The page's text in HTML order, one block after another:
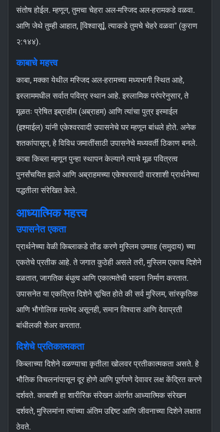
संतोष होईल. म्हणून, तुमचा चेहरा अल-मस्जिद अल-हरामकडे वळवा.
आणि जेथे तुम्ही आहात, [विश्वासू], त्याकडे तुमचे चेहरे वळवा" (कुराण
२:१४४).
काबाचे महत्त्व
काबा, मक्का येथील मस्जिद अल-हरामच्या मध्यभागी स्थित आहे,
इस्लाममधील सर्वात पवित्र स्थान आहे. इस्लामिक परंपरेनुसार, ते
मूळतः प्रेषित इब्राहीम (अब्राहम) आणि त्यांचा पुत्र इस्माईल
(इश्माईल) यांनी एकेश्वरवादी उपासनेचे घर म्हणून बांधले होते. अनेक
शतकांपासून, हे विविध जमातींसाठी उपासनेचे मध्यवर्ती ठिकाण बनले.
काबा किब्ला म्हणून पुन्हा स्थापन केल्याने त्याचे मूळ पवित्रत्व
पुनर्संचयित झाले आणि अब्राहमच्या एकेश्वरवादी वारशाशी प्रार्थनेच्या
पद्धतीला संरेखित केले.
आध्यात्मिक महत्त्व
उपासनेत एकता
प्रार्थनेच्या वेळी किब्लाकडे तोंड करणे मुस्लिम उम्माह (समुदाय) च्या
एकतेचे प्रतीक आहे. ते जगात कुठेही असले तरी, मुस्लिम एकाच दिशेने
वळतात, जागतिक बंधुत्व आणि एकात्मतेची भावना निर्माण करतात.
उपासनेत या एकत्रित दिशेने सूचित होते की सर्व मुस्लिम, सांस्कृतिक
आणि भौगोलिक मतभेद असूनही, समान विश्वास आणि देवाप्रती
बांधीलकी शेअर करतात.
दिशेचे प्रतिकात्मकता
किब्लाच्या दिशेने वळण्याचा कृतीला खोलवर प्रतीकात्मकता असते. हे
भौतिक विचलनांपासून दूर होणे आणि पूर्णपणे देवावर लक्ष केंद्रित करणे
दर्शवते. काबाशी हा शारीरिक संरेखन अंतर्गत आध्यात्मिक संरेखन
दर्शवते, मुस्लिमांना त्यांच्या अंतिम उद्दिष्ट आणि जीवनाच्या दिशेने लक्षात
ठेवते.